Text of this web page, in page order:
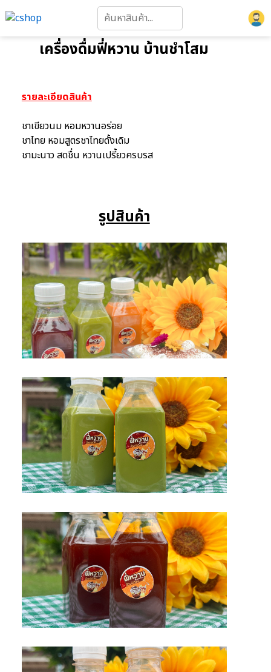
เครื่องดื่มฟี่หวาน บ้านชำโสม
รายละเอียดสินค้า
ชาเขียวนม หอมหวานอร่อย
ชาไทย หอมสูตรชาไทยดั้งเดิม
ชามะนาว สดชื่น หวานเปรี้ยวครบรส
รูปสินค้า